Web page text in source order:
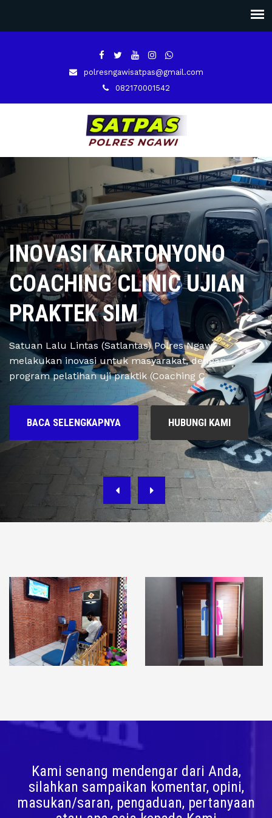
polresngawisatpas@gmail.com
082170001542
INOVASI KARTONYONO
COACHING CLINIC UJIAN
PRAKTEK SIM
Satuan Lalu Lintas (Satlantas) Polres Ngawi
melakukan inovasi untuk masyarakat, dengan
program pelatihan uji praktik (Coaching C
BACA SELENGKAPNYA HUBUNGI KAMI
Kami senang mendengar dari Anda,
silahkan sampaikan komentar, opini,
masukan/saran, pengaduan, pertanyaan